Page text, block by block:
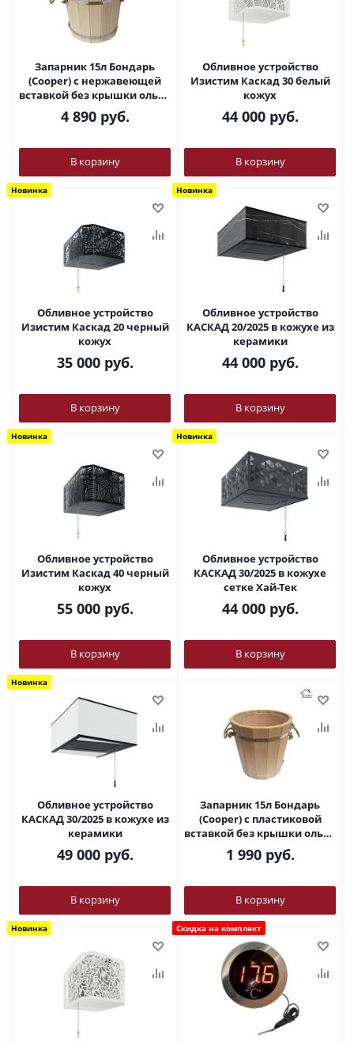
Запарник 15л Бондарь
(Cooper) с нержавеющей
вставкой без крышки ольха
ЗДН-15
4 890руб.
В корзину
Обливное устройство
Изистим Каскад 30 белый
кожух
44 000руб.
В корзину
Новинка
Обливное устройство
Изистим Каскад 20 черный
кожух
35 000руб.
В корзину
Новинка
Обливное устройство
КАСКАД 20/2025 в кожухе из
керамики
44 000руб.
В корзину
Новинка
Обливное устройство
Изистим Каскад 40 черный
кожух
55 000руб.
В корзину
Новинка
Обливное устройство
КАСКАД 30/2025 в кожухе
сетке Хай-Тек
44 000руб.
В корзину
Новинка
Обливное устройство
КАСКАД 30/2025 в кожухе из
керамики
49 000руб.
В корзину
Запарник 15л Бондарь
(Cooper) с пластиковой
вставкой без крышки ольха
ЗП-15
1 990руб.
В корзину
Новинка Скидка на комплект